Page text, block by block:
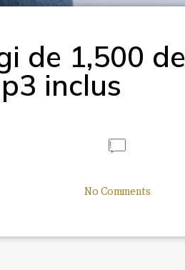
de 1,500 de
inclus
No Comments